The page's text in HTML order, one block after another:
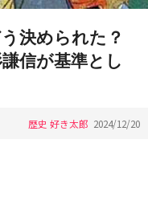
決められた？
信が基準とし
歴史 好き太郎 2024/12/20